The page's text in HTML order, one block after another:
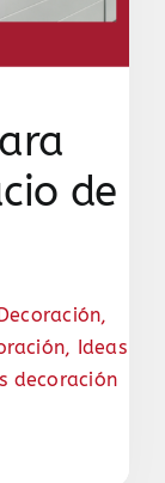
de
,
, Ideas
decoración